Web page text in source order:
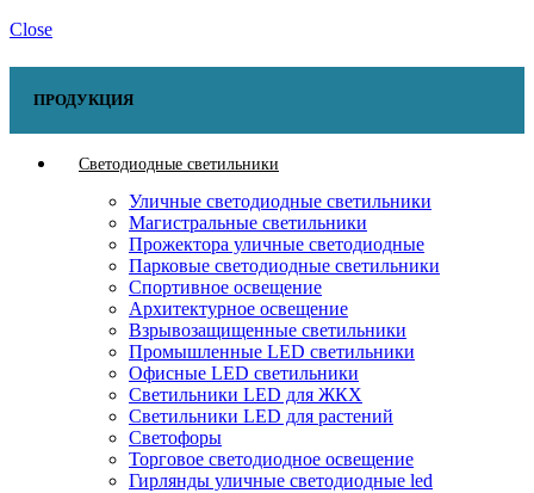
Close
ПРОДУКЦИЯ
Светодиодные светильники
Уличные светодиодные светильники
Магистральные светильники
Прожектора уличные светодиодные
Парковые светодиодные светильники
Спортивное освещение
Архитектурное освещение
Взрывозащищенные светильники
Промышленные LED светильники
Офисные LED светильники
Cветильники LED для ЖКХ
Светильники LED для растений
Светофоры
Торговое светодиодное освещение
Гирлянды уличные светодиодные led